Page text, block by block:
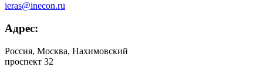
ieras@inecon.ru
Адрес:
Россия, Москва, Нахимовский
проспект 32